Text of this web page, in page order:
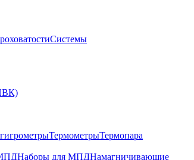
Системы
ТермометрыТермопара
Наборы для МПДНамагничивающие